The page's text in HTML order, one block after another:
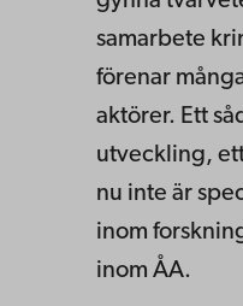
samarbete
förenar
aktörer. Ett
utveckling,
nu inte är
inom
inom ÅA.